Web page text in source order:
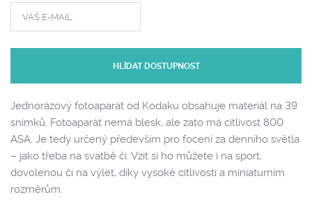
HLÍDAT DOSTUPNOST
Jednorázový fotoaparát od Kodaku obsahuje materiál na 39
snímků. Fotoaparát nemá blesk, ale zato má citlivost 800
ASA. Je tedy určený především pro focení za denního světla
– jako třeba na svatbě či. Vzít si ho můžete i na sport,
dovolenou či na výlet, díky vysoké citlivosti a miniaturním
rozměrům.